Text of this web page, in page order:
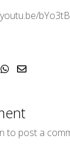
LinkedInWhatsapp
Share
to post a